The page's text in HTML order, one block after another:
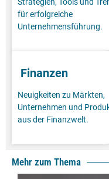
Strategien, Tools und
für erfolgreiche
Unternehmensführung.
Finanzen
Neuigkeiten zu Märkten,
Unternehmen und
aus der Finanzwelt.
Mehr zum Thema